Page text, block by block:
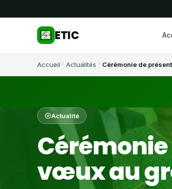
ETIC
Accueil Actualités Cérémonie de
Actualité
vœux au